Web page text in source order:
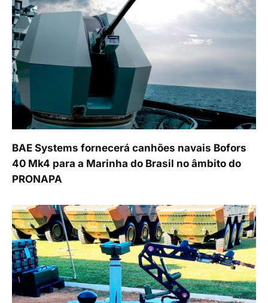
BAE Systems fornecerá canhões navais Bofors
40 Mk4 para a Marinha do Brasil no âmbito do
PRONAPA